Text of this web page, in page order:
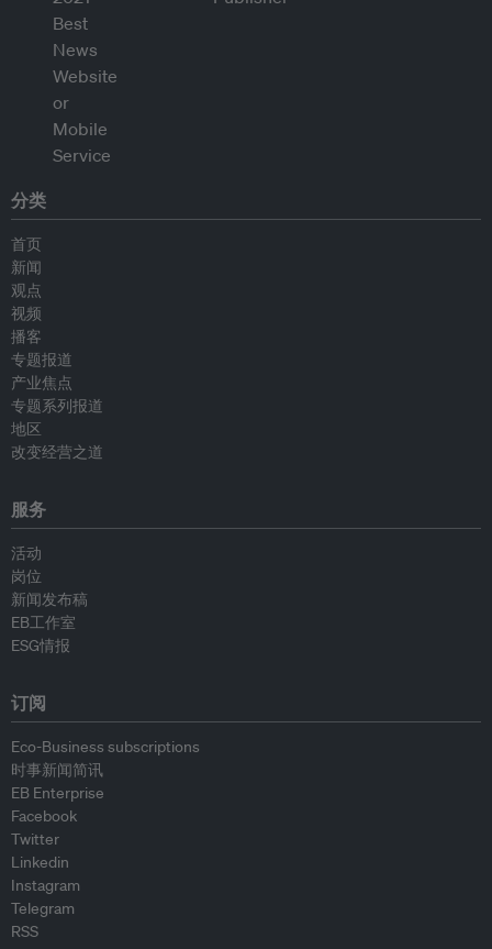
分类
首页
新闻
观点
视频
播客
专题报道
产业焦点
专题系列报道
地区
改变经营之道
服务
活动
岗位
新闻发布稿
EB工作室
ESG情报
订阅
Eco-Business subscriptions
时事新闻简讯
EB Enterprise
Facebook
Twitter
Linkedin
Instagram
Telegram
RSS